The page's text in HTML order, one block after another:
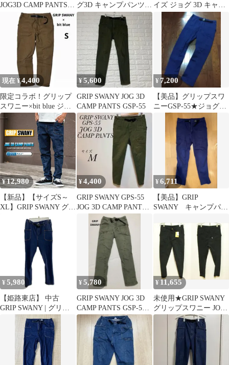
JOG3D CAMP PANTS
ストレッチ L 青
グ3D キャンプパンツ
ブラックM GSP-55
イズ ジョグ 3D キャン
プパンツ GSP-55
現在 ¥4,400
限定コラボ！グリップ
スワニー×bit blue ジョ
グ3Dキャンプパンツ S
¥5,600
GRIP SWANY JOG 3D
CAMP PANTS GSP-55
¥ 7,200
【美品】グリップスワ
ニーGSP-55★ジョグ3D
キャンプパンツ★Lサ
¥12,980
【新品】【サイズS～
XL】GRIP SWANY グリ
ップスワニー 別注
COOLMAX DENIM
JOG3D CAMP PANTS
クールマックスデニム
ジョグ3Dキャンプパン
ツ GSP-OR01 【ボトム
ス 夏 ドライ 通気性 速
乾性 ロング カジュア
ル】
¥4,400
GRIP SWANY GPS-55
JOG 3D CAMP PANTS
サイズM
¥6,711
【美品】GRIP
SWANY キャンプパン
ー GSP-55
¥ 5,980
【姫路東店】 中古
GRIP SWANY | グリッ
プスワニー パンツ JOG
3D CAMP PANTS GSP-
43 ネイビー サイズ：M
【107】
¥5,780
GRIP SWANY JOG 3D
CAMP PANTS GSP-55
M
¥ 11,655
未使用★GRIP SWANY
グリップスワニー JOG
3D キャンプパンツ
GSP-55 Mサイズ bit
blue サルエル ストレッ